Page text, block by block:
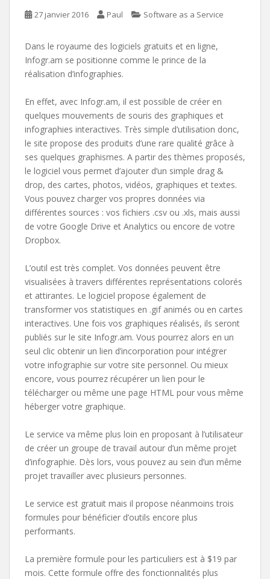
27 janvier 2016 Paul Software as a Service
Dans le royaume des logiciels gratuits et en ligne,
Infogr.am se positionne comme le prince de la
réalisation d’infographies.
En effet, avec Infogr.am, il est possible de créer en
quelques mouvements de souris des graphiques et
infographies interactives. Très simple d’utilisation donc,
le site propose des produits d’une rare qualité grâce à
ses quelques graphismes. A partir des thèmes proposés,
le logiciel vous permet d’ajouter d’un simple drag &
drop, des cartes, photos, vidéos, graphiques et textes.
Vous pouvez charger vos propres données via
différentes sources : vos fichiers .csv ou .xls, mais aussi
de votre Google Drive et Analytics ou encore de votre
Dropbox.
L’outil est très complet. Vos données peuvent être
visualisées à travers différentes représentations colorés
et attirantes. Le logiciel propose également de
transformer vos statistiques en .gif animés ou en cartes
interactives. Une fois vos graphiques réalisés, ils seront
publiés sur le site Infogr.am. Vous pourrez alors en un
seul clic obtenir un lien d’incorporation pour intégrer
votre infographie sur votre site personnel. Ou mieux
encore, vous pourrez récupérer un lien pour le
télécharger ou même une page HTML pour vous même
héberger votre graphique.
Le service va même plus loin en proposant à l’utilisateur
de créer un groupe de travail autour d’un même projet
d’infographie. Dès lors, vous pouvez au sein d’un même
projet travailler avec plusieurs personnes.
Le service est gratuit mais il propose néanmoins trois
formules pour bénéficier d’outils encore plus
performants.
La première formule pour les particuliers est à $19 par
mois. Cette formule offre des fonctionnalités plus